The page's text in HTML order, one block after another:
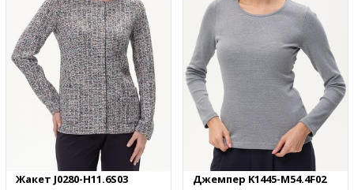
Жакет J0280-H11.6S03 Джемпер K1445-M54.4F02